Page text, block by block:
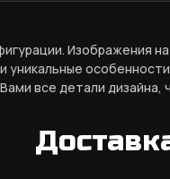
Изображения
все детали дизайна,